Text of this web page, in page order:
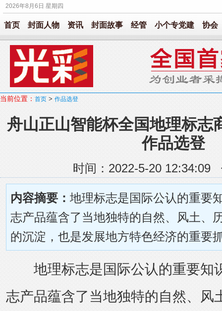
2026年8月6日 星期四
首页 封面人物 资讯 封面故事 经管 小个专党建 协会
当前位置： 首页 > 作品选登
舟山正山智能杯全国地理标志
作品选登
时间：2022-5-20
内容摘要： 地理标志是国际公认的重要
志产品蕴含了当地独特的自然、风土、
的沉淀，也是发展地方特色经济的重要
地理标志是国际公认的重要知
志产品蕴含了当地独特的自然、风